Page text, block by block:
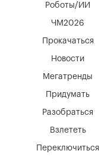
Мегатренды
Придумать
Разобраться
Взлететь
Новости
Переключиться
Роботы/ИИ
ЧМ2026
Прокачаться